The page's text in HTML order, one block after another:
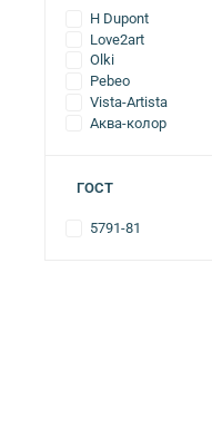
H Dupont
Love2art
Olki
Pebeo
Vista-Artista
Аква-колор
ГОСТ
5791-81